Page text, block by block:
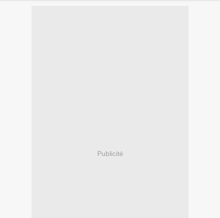
Publicité